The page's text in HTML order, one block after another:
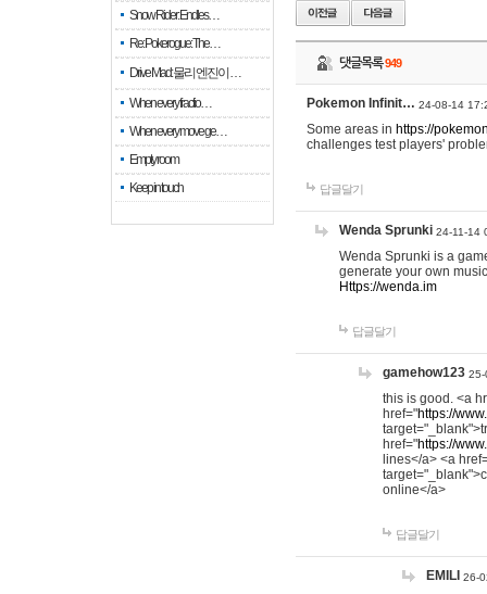
Snow Rider: Endles…
Re: Pokerogue: The…
Drive Mad: 물리 엔진이 …
When every fractio…
When every move ge…
Empty room
Keep in touch
댓글목록949
Pokemon Infinit… 24-08-14
Some areas in https://
challenges test players'
답글달기
Wenda Sprunki 24-11-14
Wenda Sprunki is a
generate your own
Https://wenda.im
답글달기
gamehow123 25-
this is good. <a
href="https://
href="https://
lines</a> <a
online</a>
답글달기
EMILI 26-